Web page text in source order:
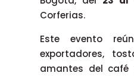
Corferias.
Este evento
exportadores,
amantes del café